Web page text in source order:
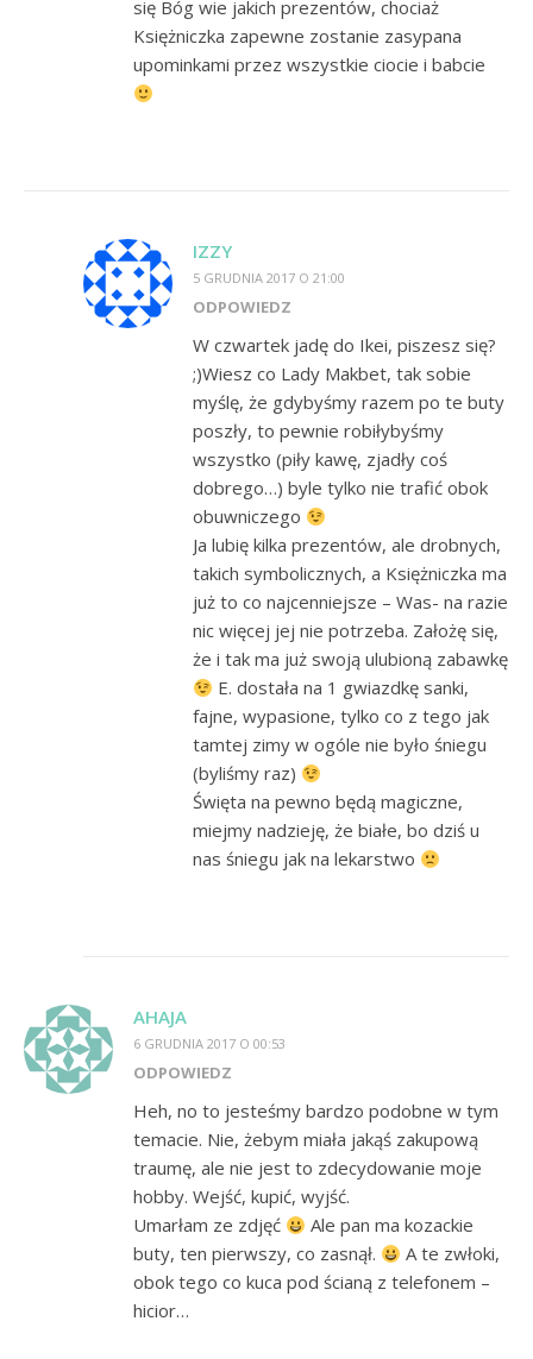
się Bóg wie jakich prezentów, chociaż
Księżniczka zapewne zostanie zasypana
upominkami przez wszystkie ciocie i babcie
IZZY
5 GRUDNIA 2017 O 21:00
ODPOWIEDZ
W czwartek jadę do Ikei, piszesz się?
;)Wiesz co Lady Makbet, tak sobie
myślę, że gdybyśmy razem po te buty
poszły, to pewnie robiłybyśmy
wszystko (piły kawę, zjadły coś
dobrego…) byle tylko nie trafić obok
obuwniczego
Ja lubię kilka prezentów, ale drobnych,
takich symbolicznych, a Księżniczka ma
już to co najcenniejsze – Was- na razie
nic więcej jej nie potrzeba. Założę się,
że i tak ma już swoją ulubioną zabawkę
E. dostała na 1 gwiazdkę sanki,
fajne, wypasione, tylko co z tego jak
tamtej zimy w ogóle nie było śniegu
(byliśmy raz)
Święta na pewno będą magiczne,
miejmy nadzieję, że białe, bo dziś u
nas śniegu jak na lekarstwo
AHAJA
6 GRUDNIA 2017 O 00:53
ODPOWIEDZ
Heh, no to jesteśmy bardzo podobne w tym
temacie. Nie, żebym miała jakąś zakupową
traumę, ale nie jest to zdecydowanie moje
hobby. Wejść, kupić, wyjść.
Umarłam ze zdjęć
Ale pan ma kozackie
buty, ten pierwszy, co zasnął.
A te zwłoki,
obok tego co kuca pod ścianą z telefonem –
hicior…